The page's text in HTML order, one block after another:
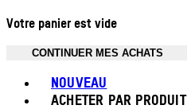
Votre panier est vide
CONTINUER MES ACHATS
NOUVEAU
ACHETER PAR PRODUIT